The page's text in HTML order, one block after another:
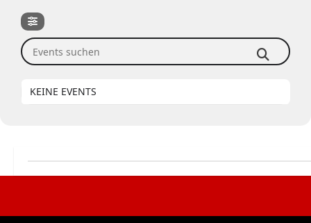
Events suchen
KEINE EVENTS